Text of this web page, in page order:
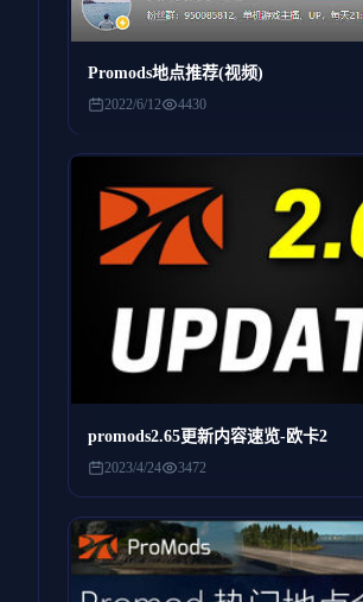
Promods地点推荐(视频)
2022/6/12 4430
promods2.65更新内容速览-欧卡2
2023/4/24 3472